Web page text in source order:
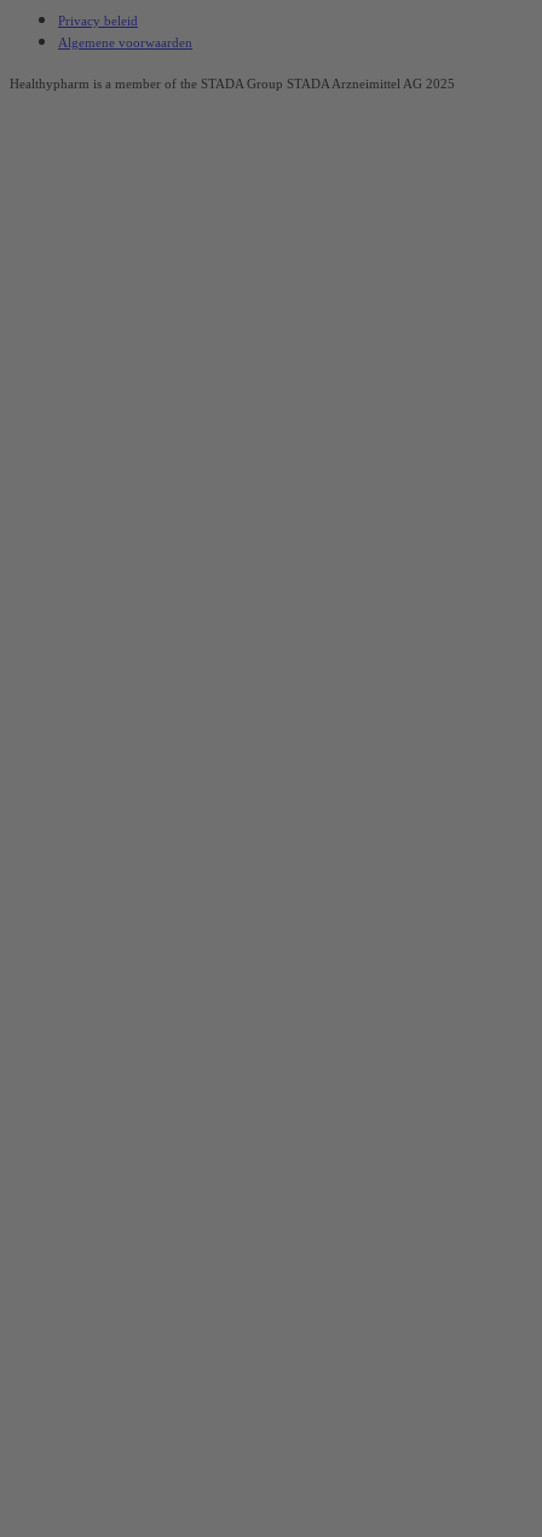
Privacy beleid
Algemene voorwaarden
Healthypharm is a member of the STADA Group STADA Arzneimittel AG 2025